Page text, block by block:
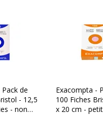
générales
générales
de
- 12,5
- non
Exacompta -
100 Fiches
x 20 cm -